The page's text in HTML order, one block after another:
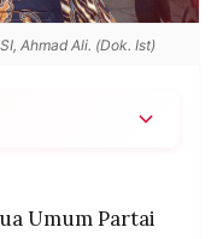
Ahmad Ali. (Dok. Ist)
revisi UU Pemilu
Umum Partai